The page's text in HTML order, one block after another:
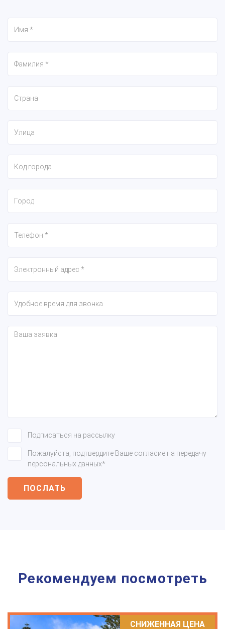
Подписаться на рассылку
Пожалуйста, подтвердите Ваше согласие на передачу
персональных данных*
ПОСЛАТЬ
Рекомендуем посмотреть
СНИЖЕННАЯ ЦЕНА